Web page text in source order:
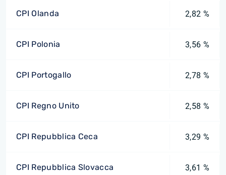
CPI Olanda 2,82 %
CPI Polonia 3,56 %
CPI Portogallo 2,78 %
CPI Regno Unito 2,58 %
CPI Repubblica Ceca 3,29 %
CPI Repubblica Slovacca 3,61 %